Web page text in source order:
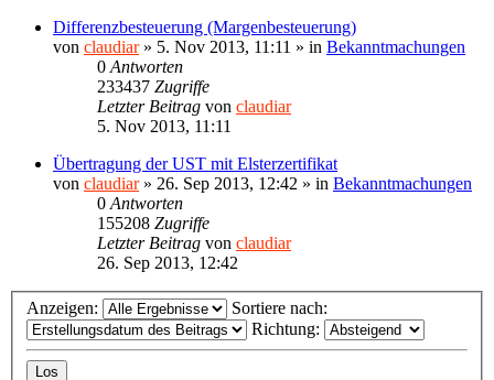
Differenzbesteuerung (Margenbesteuerung)
von claudiar» 5. Nov 2013, 11:11 » in Bekanntmachungen
0 Antworten
233437 Zugriffe
Letzter Beitrag von claudiar
5. Nov 2013, 11:11
Übertragung der UST mit Elsterzertifikat
von claudiar» 26. Sep 2013, 12:42 » in Bekanntmachungen
0 Antworten
155208 Zugriffe
Letzter Beitrag von claudiar
26. Sep 2013, 12:42
Anzeigen:
Sortiere nach:
Richtung: